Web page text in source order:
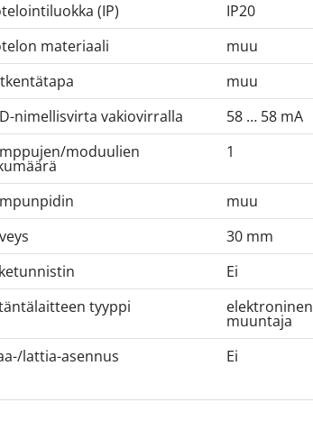
(IP)
IP20
materiaali
muu
muu
nimellisvirta vakiovirralla
58 … 58 mA
moduulien
1
muu
30 mm
Ei
tyyppi
elektroninen
muuntaja
lattia-asennus
Ei